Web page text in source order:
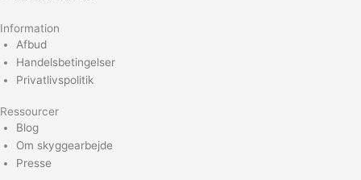
Information
Afbud
Handelsbetingelser
Privatlivspolitik
Ressourcer
Blog
Om skyggearbejde
Presse